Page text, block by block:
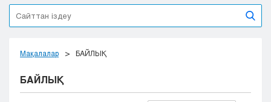
Астана
Алматы
Актобе
Жезказган
Караганда
Мақалалар БАЙЛЫҚ
БАЙЛЫҚ